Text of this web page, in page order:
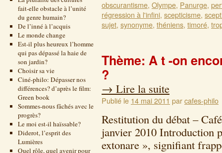
fait-elle obstacle à l’unité
du genre humain?
De l’inné à l’acquis
Le monde change
Est-il plus heureux l’homme
qui pas dépassé la haie de
son jardin?
Choisir sa vie
Ciné-philo: Dépasser nos
différences? d’après le film:
Green book
Sommes-nous fâchés avec le
progrès?
Le moi est-il haïssable?
Diderot, l’esprit des
Lumières
Quel rôle, quel avenir pour
obscurantisme, Olympe, Panurge,
régression à l'infini, scepticisme,
sujet, synonyme, théniens, timoré,
Thème: A t -on
?
→ Lire la suite
Publié le 14 mai 2011 parcafes-philo
Restitution du débat –
janvier 2010 Introduction
extonare », signifiant